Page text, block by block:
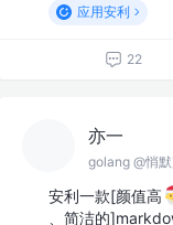
应用安利
22
亦一
golang @悄
安利一款[颜值高
、简洁的